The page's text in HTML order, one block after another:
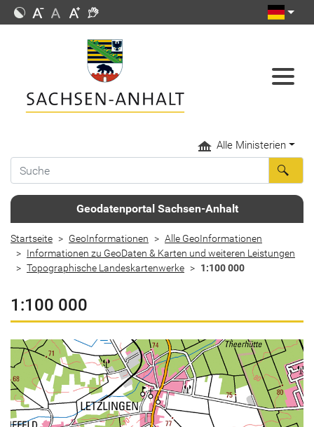
Alle Ministerien
Geodatenportal Sachsen-Anhalt
Startseite GeoInformationen
Alle GeoInformationen
Informationen zu GeoDaten & Karten und weiteren Leistungen
Topographische Landeskartenwerke
1:100 000
1:100 000